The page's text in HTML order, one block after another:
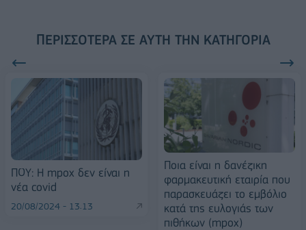
ΠΕΡΙΣΣΌΤΕΡΑ ΣΕ ΑΥΤΉ ΤΗΝ ΚΑΤΗΓΟΡΊΑ
ΠΟΥ: Η mpox δεν είναι η
νέα covid
20/08/2024 - 13:13
Ποια είναι η δανέζικη
φαρμακευτική εταιρία που
παρασκευάζει το εμβόλιο
κατά της ευλογιάς των
πιθήκων (mpox)